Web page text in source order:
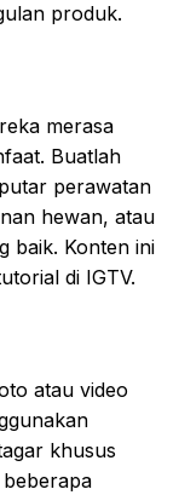
produk.
merasa
Buatlah
perawatan
hewan, atau
baik. Konten ini
di IGTV.
atau video
khusus